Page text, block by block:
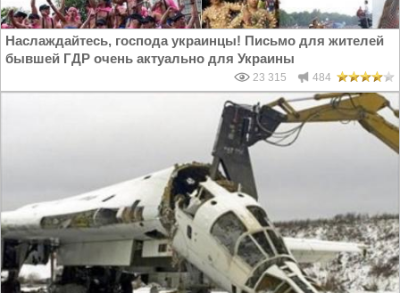
Наслаждайтесь, господа украинцы! Письмо для жителей
бывшей ГДР очень актуально для Украины
23 315 484